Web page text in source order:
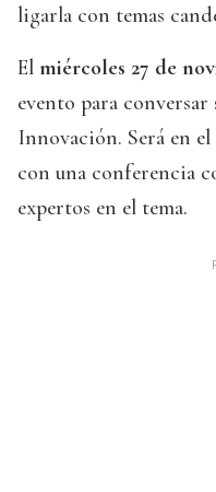
ligarla con temas
El miércoles 27 de
evento para
Innovación. Será en
con una conferencia
expertos en el tema.